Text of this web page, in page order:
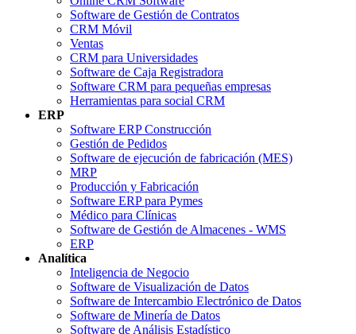
Software de Gestión de Contratos
CRM Móvil
Ventas
CRM para Universidades
Software de Caja Registradora
Software CRM para pequeñas empresas
Herramientas para social CRM
ERP
Software ERP Construcción
Gestión de Pedidos
Software de ejecución de fabricación (MES)
MRP
Producción y Fabricación
Software ERP para Pymes
Médico para Clínicas
Software de Gestión de Almacenes - WMS
ERP
Analítica
Inteligencia de Negocio
Software de Visualización de Datos
Software de Intercambio Electrónico de Datos
Software de Minería de Datos
Software de Análisis Estadístico